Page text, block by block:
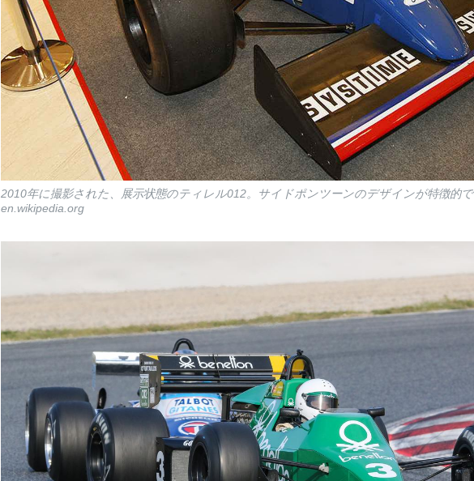
2010年に撮影された、展示状態のティレル012。サイドポンツーンのデザインが特徴的
en.wikipedia.org